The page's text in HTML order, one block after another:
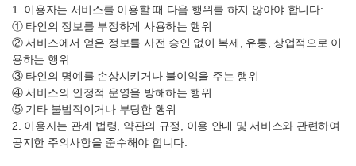
1. 이용자는 서비스를 이용할 때 다음 행위를 하지 않아야 합니다:
① 타인의 정보를 부정하게 사용하는 행위
② 서비스에서 얻은 정보를 사전 승인 없이 복제, 유통, 상업적으로 이
용하는 행위
③ 타인의 명예를 손상시키거나 불이익을 주는 행위
④ 서비스의 안정적 운영을 방해하는 행위
⑤ 기타 불법적이거나 부당한 행위
2. 이용자는 관계 법령, 약관의 규정, 이용 안내 및 서비스와 관련하여
공지한 주의사항을 준수해야 합니다.